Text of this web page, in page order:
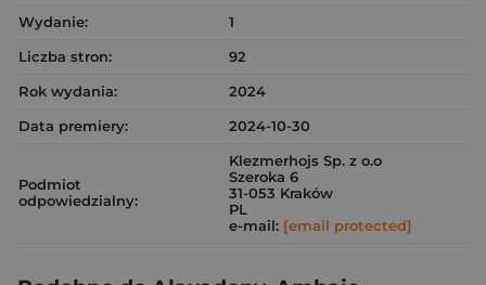
Wydanie:
1
Liczba stron:
92
Rok wydania:
2024
Data premiery:
2024-10-30
Podmiot
odpowiedzialny:
Klezmerhojs Sp. z o.o
Szeroka 6
31-053 Kraków
PL
e-mail: [email protected]